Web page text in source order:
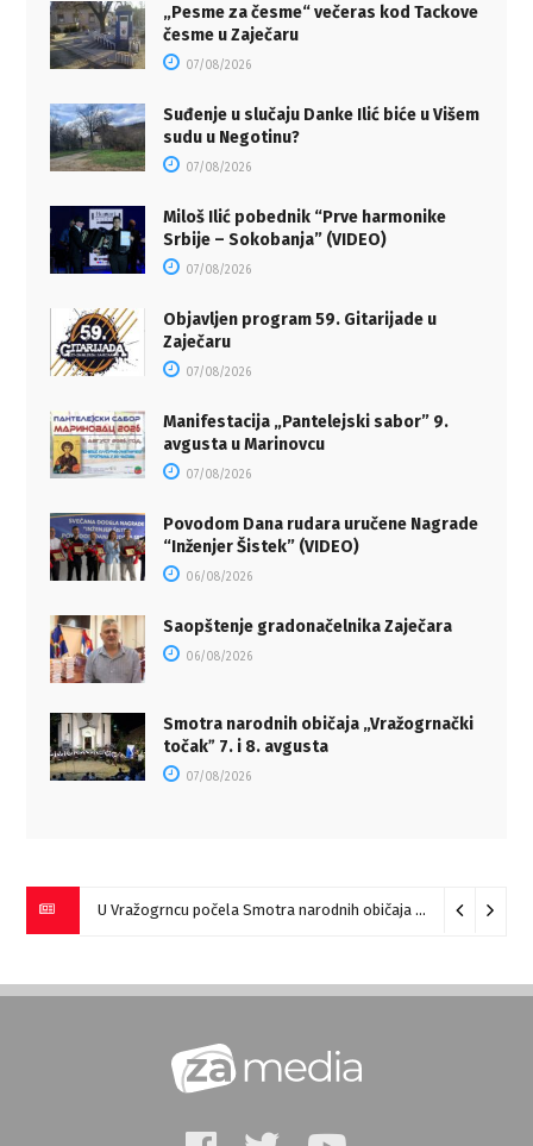
„Pesme za česme“ večeras kod Tackove
česme u Zaječaru
07/08/2026
Suđenje u slučaju Danke Ilić biće u Višem
sudu u Negotinu?
07/08/2026
Miloš Ilić pobednik “Prve harmonike
Srbije – Sokobanja” (VIDEO)
07/08/2026
Objavljen program 59. Gitarijade u
Zaječaru
07/08/2026
Manifestacija „Pantelejski sabor” 9.
avgusta u Marinovcu
07/08/2026
Povodom Dana rudara uručene Nagrade
“Inženjer Šistek” (VIDEO)
06/08/2026
Saopštenje gradonačelnika Zaječara
06/08/2026
Smotra narodnih običaja „Vražogrnački
točakˮ 7. i 8. avgusta
07/08/2026
U Vražogrncu počela Smotra narodnih običaja „Vražogrnački točak“